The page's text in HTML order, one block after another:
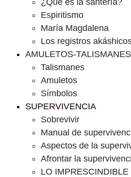
¿Que es la santería?
Espiritismo
María Magdalena
Los registros
AMULETOS-TALISMANES
Talismanes
Amuletos
Símbolos
SUPERVIVENCIA
Sobrevivir
Manual de
Aspectos de la
Afrontar la
LO